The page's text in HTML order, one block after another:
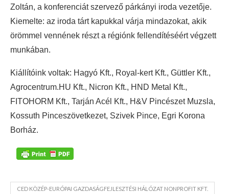
Zoltán, a konferenciát szervező párkányi iroda vezetője.
Kiemelte: az iroda tárt kapukkal várja mindazokat, akik
örömmel vennének részt a régiónk fellendítéséért végzett
munkában.
Kiállítóink voltak: Hagyó Kft., Royal-kert Kft., Güttler Kft.,
Agrocentrum.HU Kft., Nicron Kft., HND Metal Kft.,
FITOHORM Kft., Tarján Acél Kft., H&V Pincészet Muzsla,
Kossuth Pinceszövetkezet, Szivek Pince, Egri Korona
Borház.
CED KÖZÉP-EURÓPAI GAZDASÁGFEJLESZTÉSI HÁLÓZAT NONPROFIT KFT.